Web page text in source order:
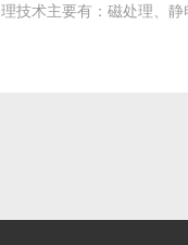
技术主要有：磁处理、